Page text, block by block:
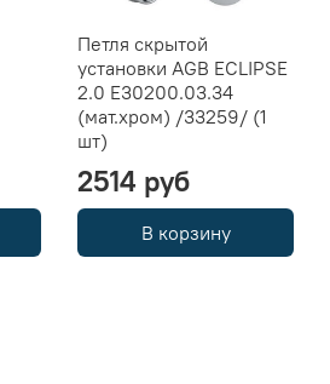
Петля скрытой
установки AGB ECLIPSE
2.0 E30200.03.34
(мат.хром) /33259/ (1
шт)
2514 руб
В корзину